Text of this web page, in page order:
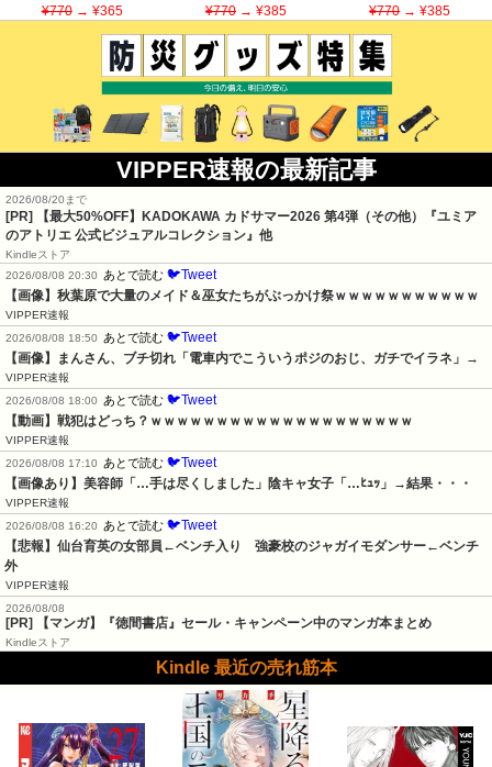
¥770→ ¥365 ¥770→ ¥385 ¥770→ ¥385
VIPPER速報の最新記事
2026/08/20まで
[PR]
【最大50%OFF】KADOKAWA カドサマー2026 第4弾（その他）『ユミア
のアトリエ 公式ビジュアルコレクション』他
Kindleストア
2026/08/08 20:30
あとで読む 🐦Tweet
【画像】秋葉原で大量のメイド＆巫女たちがぶっかけ祭ｗｗｗｗｗｗｗｗｗｗｗ
VIPPER速報
2026/08/08 18:50
あとで読む 🐦Tweet
【画像】まんさん、ブチ切れ「電車内でこういうポジのおじ、ガチでイラネ」→
VIPPER速報
2026/08/08 18:00
あとで読む 🐦Tweet
【動画】戦犯はどっち？ｗｗｗｗｗｗｗｗｗｗｗｗｗｗｗｗｗｗｗｗ
VIPPER速報
2026/08/08 17:10
あとで読む 🐦Tweet
【画像あり】美容師「…手は尽くしました」陰キャ女子「…ﾋｭｯ」→結果・・・
VIPPER速報
2026/08/08 16:20
あとで読む 🐦Tweet
【悲報】仙台育英の女部員←ベンチ入り　強豪校のジャガイモダンサー←ベンチ
外
VIPPER速報
2026/08/08
[PR] 【マンガ】『徳間書店』セール・キャンペーン中のマンガ本まとめ
Kindleストア
Kindle 最近の売れ筋本